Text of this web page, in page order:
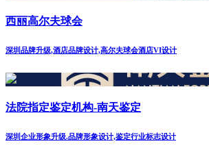
西丽高尔夫球会
深圳品牌升级,酒店品牌设计,高尔夫球会酒店VI设计
法院指定鉴定机构-南天鉴定
深圳企业形象升级.品牌形象设计,鉴定行业标志设计